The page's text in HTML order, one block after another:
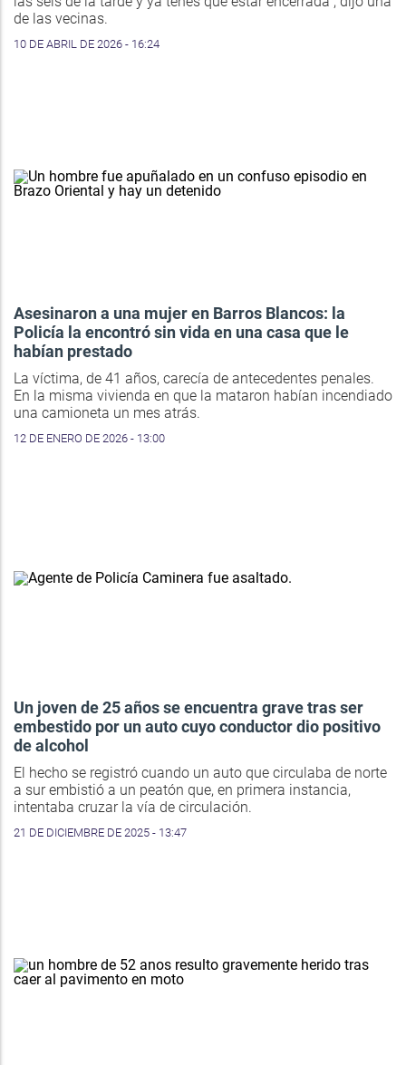
de las vecinas.
10 DE ABRIL DE 2026 - 16:24
Asesinaron a una mujer en Barros Blancos: la
Policía la encontró sin vida en una casa que le
habían prestado
La víctima, de 41 años, carecía de antecedentes penales.
En la misma vivienda en que la mataron habían incendiado
una camioneta un mes atrás.
12 DE ENERO DE 2026 - 13:00
Un joven de 25 años se encuentra grave tras ser
embestido por un auto cuyo conductor dio positivo
de alcohol
El hecho se registró cuando un auto que circulaba de norte
a sur embistió a un peatón que, en primera instancia,
intentaba cruzar la vía de circulación.
21 DE DICIEMBRE DE 2025 - 13:47